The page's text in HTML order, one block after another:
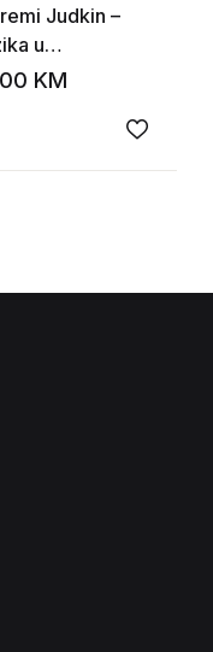
Judkin –
u
KM
Add to